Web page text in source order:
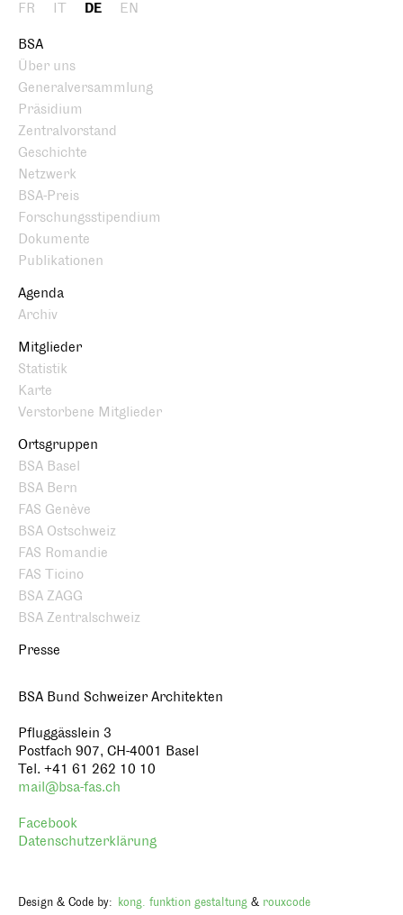
FR IT DE EN
BSA
Über uns
Generalversammlung
Präsidium
Zentralvorstand
Geschichte
Netzwerk
BSA-Preis
Forschungsstipendium
Dokumente
Publikationen
Agenda
Archiv
Mitglieder
Statistik
Karte
Verstorbene Mitglieder
Ortsgruppen
BSA Basel
BSA Bern
FAS Genève
BSA Ostschweiz
FAS Romandie
FAS Ticino
BSA ZAGG
BSA Zentralschweiz
Presse
BSA Bund Schweizer Architekten
Pfluggässlein 3
Postfach 907, CH-4001 Basel
Tel. +41 61 262 10 10
mail@bsa-fas.ch
Facebook
Datenschutzerklärung
Design & Code by: kong. funktion gestaltung & rouxcode